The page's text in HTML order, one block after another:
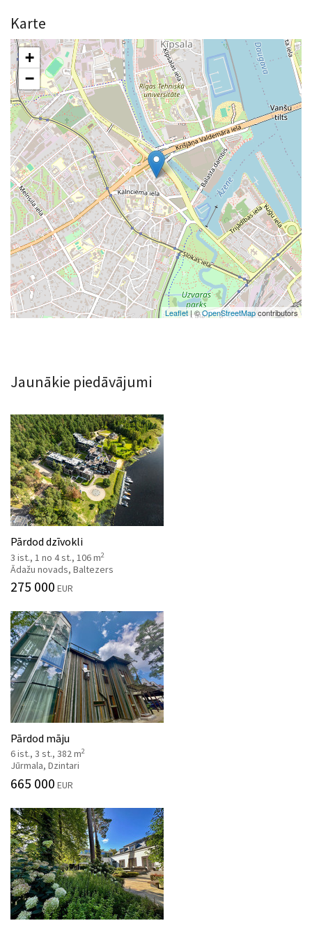
Karte
+
−
Leaflet| ©OpenStreetMapcontributors
Jaunākie piedāvājumi
Pārdod dzīvokli
3 ist., 1 no 4 st., 106 m2
Ādažu novads, Baltezers
275 000 EUR
Pārdod māju
6 ist., 3 st., 382 m2
Jūrmala, Dzintari
665 000 EUR